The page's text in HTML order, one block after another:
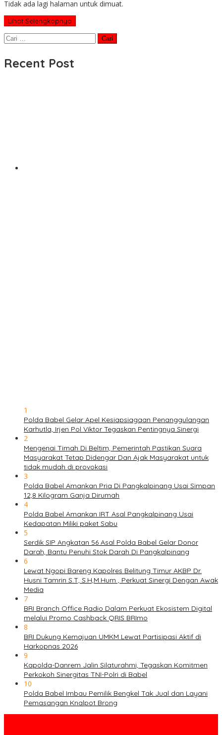
Tidak ada lagi halaman untuk dimuat.
Lihat Selengkapnya
Cari
untuk:
Recent Post
1
Polda Babel Gelar Apel Kesiapsiagaan Penanggulangan
Karhutla, Irjen Pol Viktor Tegaskan Pentingnya Sinergi
2
Mengenai Timah Di Beltim, Pemerintah Pastikan Suara
Masyarakat Tetap Didengar Dan Ajak Masyarakat untuk
tidak mudah di provokasi
3
Polda Babel Amankan Pria Di Pangkalpinang Usai Simpan
12,8 Kilogram Ganja Dirumah
4
Polda Babel Amankan IRT Asal Pangkalpinang Usai
Kedapatan Miliki paket Sabu
5
Serdik SIP Angkatan 56 Asal Polda Babel Gelar Donor
Darah, Bantu Penuhi Stok Darah Di Pangkalpinang
6
Lewat Ngopi Bareng Kapolres Belitung Timur AKBP Dr.
Husni Tamrin S.T, S.H,M.Hum , Perkuat Sinergi Dengan Awak
Media
7
BRI Branch Office Radio Dalam Perkuat Ekosistem Digital
melalui Promo Cashback QRIS BRImo
8
BRI Dukung Kemajuan UMKM Lewat Partisipasi Aktif di
Harkopnas 2026
9
Kapolda-Danrem Jalin Silaturahmi, Tegaskan Komitmen
Perkokoh Sinergitas TNI-Polri di Babel
10
Polda Babel Imbau Pemilik Bengkel Tak Jual dan Layani
Pemasangan Knalpot Brong